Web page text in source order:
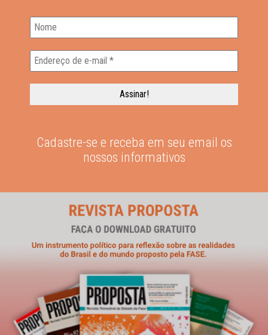
Cadastre-se e receba em seu email os
nossos informativos